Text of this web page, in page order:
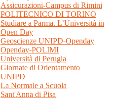
Assicurazioni-Campus di Rimini
POLITECNICO DI TORINO
Studiare a Parma. L’Università in
Open Day
Geoscienze UNIPD-Openday
Openday-POLIMI
Università di Perugia
Giornate di Orientamento
UNIPD
La Normale a Scuola
Sant'Anna di Pisa